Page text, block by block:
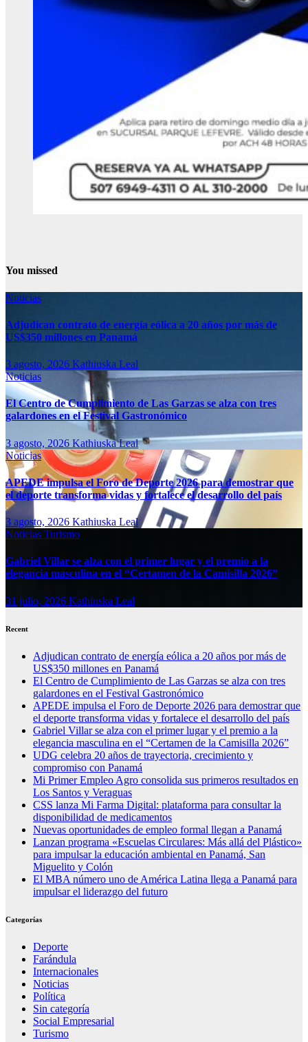
You missed
Noticias
Adjudican contrato de energía eólica a 20 años por más de
US$350 millones en Panamá
3 agosto, 2026 Kathiuska Leal
Noticias
El Centro de Cumplimiento de Las Garzas se alza con tres
galardones en el Festival Gastronómico
3 agosto, 2026 Kathiuska Leal
Noticias
APEDE impulsa el Foro de Deporte 2026 para demostrar que
el deporte transforma vidas y fortalece el desarrollo del país
3 agosto, 2026 Kathiuska Leal
Noticias Turismo
Gabriel Villar se alza con el primer lugar y el premio a la
elegancia masculina en el “Certamen de la Camisilla 2026”
31 julio, 2026 Kathiuska Leal
Recent
Adjudican contrato de energía eólica a 20 años por más de
US$350 millones en Panamá
El Centro de Cumplimiento de Las Garzas se alza con tres
galardones en el Festival Gastronómico
APEDE impulsa el Foro de Deporte 2026 para demostrar que
el deporte transforma vidas y fortalece el desarrollo del país
Gabriel Villar se alza con el primer lugar y el premio a la
elegancia masculina en el “Certamen de la Camisilla 2026”
UDG celebra 20 años de trayectoria, crecimiento y
compromiso con Panamá
Mi Primer Empleo Agro consolida sus primeros resultados en
Los Santos y Veraguas
CSS lanza Mi Farma Digital: plataforma para consultar la
disponibilidad de medicamentos
Nuevas oportunidades de empleo formal llegan a Panamá
Lanzan programa «Escuelas Circulares: Más allá del Plástico»
para impulsar la educación ambiental en Panamá, San
Miguelito y Colón
El MBA número uno de América Latina llega a Panamá para
impulsar el liderazgo del futuro
Categorías
Deporte
Farándula
Internacionales
Noticias
Política
Sin categoría
Social Empresarial
Turismo